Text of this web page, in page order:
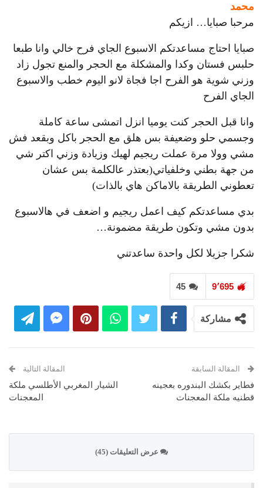
محمد
مرحبا صبايا… ازيكم
صبايا احتاج مساعدتكم الاسبوع الجاي فرح خالي وانا طبعا
حلبس فستان وكدا والمشكلة مع الحجر والمنع تجول زاد
وزني شوية هو الفرح اجا فجاة لانو اليوم خطب والاسبوع
الجاي الفرح
وانا قبل الحجر كنت يوميا انزل اتمشى ساعة كاملة
وجسمي حلو وضعيفة بس هلق مع الحجر باكل وبقعد فش
مشي وولا مرة عملت ريجيم لهيك وزيادة وزني اكتر شي
من جهة بطني وخلفياتي(بعتذر عالكلمة بس عشان
تعطوني الطريقة بالاماكن هاي بالذات)
بدي مساعدتكم كيف اعمل ريجيم و اضعف في هالاسبوع
بدون مشي وتكون طريقة مضمونة…
شكرا جزيلا لكل واحدة ساعدتني
45 9٬695
مشاركة
المقالة السابقة
فطاير بكشك البندوره بعجينه
قطنيه ملكة المعجنات
المقالة التالية
الشيار المغربي الأطلسي ملكة
المعجنات
عرض التعليقات (45)